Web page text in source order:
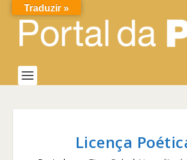
Licença
Traduzir »